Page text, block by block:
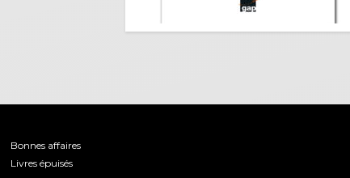
Bonnes affaires
Livres épuisés